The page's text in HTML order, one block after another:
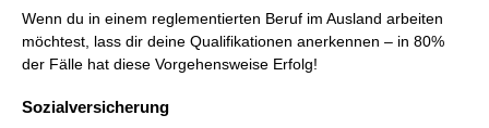
Wenn du in einem reglementierten Beruf im Ausland arbeiten
möchtest, lass dir deine Qualifikationen anerkennen – in 80%
der Fälle hat diese Vorgehensweise Erfolg!
Sozialversicherung